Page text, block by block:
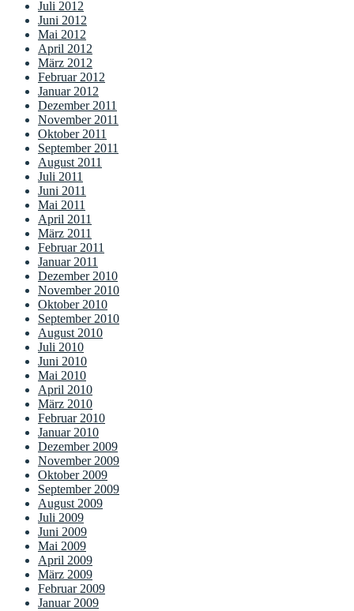
Juli 2012
Juni 2012
Mai 2012
April 2012
März 2012
Februar 2012
Januar 2012
Dezember 2011
November 2011
Oktober 2011
September 2011
August 2011
Juli 2011
Juni 2011
Mai 2011
April 2011
März 2011
Februar 2011
Januar 2011
Dezember 2010
November 2010
Oktober 2010
September 2010
August 2010
Juli 2010
Juni 2010
Mai 2010
April 2010
März 2010
Februar 2010
Januar 2010
Dezember 2009
November 2009
Oktober 2009
September 2009
August 2009
Juli 2009
Juni 2009
Mai 2009
April 2009
März 2009
Februar 2009
Januar 2009